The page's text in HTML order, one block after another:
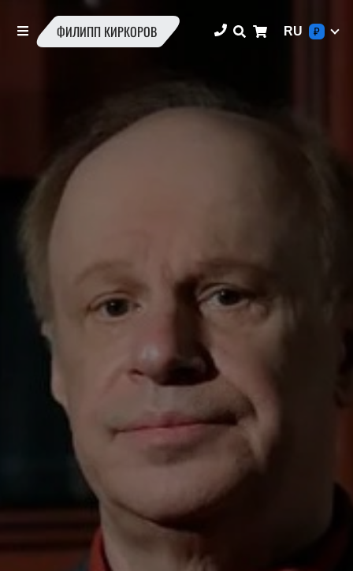
ФИЛИПП КИРКОРОВ RU ₽